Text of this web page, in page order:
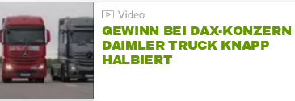
GEWINN BEI DAX-KONZERN
DAIMLER TRUCK KNAPP
HALBIERT